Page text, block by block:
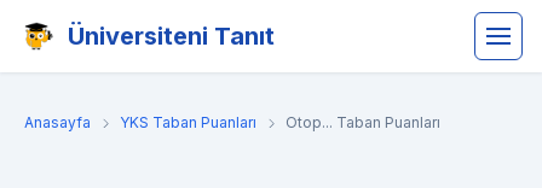
Üniversiteni Tanıt
Anasayfa YKS Taban Puanları Otop... Taban Puanları